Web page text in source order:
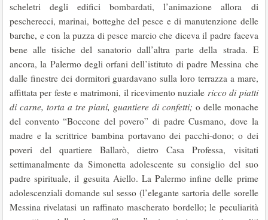
scheletri degli edifici bombardati, l’animazione allora di
pescherecci, marinai, botteghe del pesce e di manutenzione delle
barche, e con la puzza di pesce marcio che diceva il padre faceva
bene alle tisiche del sanatorio dall’altra parte della strada. E
ancora, la Palermo degli orfani dell’istituto di padre Messina che
dalle finestre dei dormitori guardavano sulla loro terrazza a mare,
affittata per feste e matrimoni, il ricevimento nuziale ricco di piatti
di carne, torta a tre piani, guantiere di confetti; o delle monache
del convento “Boccone del povero” di padre Cusmano, dove la
madre e la scrittrice bambina portavano dei pacchi-dono; o dei
poveri del quartiere Ballarò, dietro Casa Professa, visitati
settimanalmente da Simonetta adolescente su consiglio del suo
padre spirituale, il gesuita Aiello. La Palermo infine delle prime
adolescenziali domande sul sesso (l’elegante sartoria delle sorelle
Messina rivelatasi un raffinato mascherato bordello; le peculiarità